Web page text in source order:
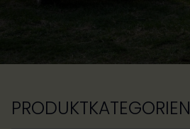
PRODUKTKATEGORIEN